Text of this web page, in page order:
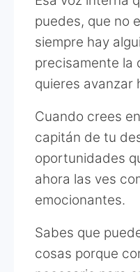
puedes, que no
siempre hay
precisamente la
quieres avanzar
Cuando crees
capitán de tu
oportunidades
ahora las ves
emocionantes.
Sabes que
cosas porque